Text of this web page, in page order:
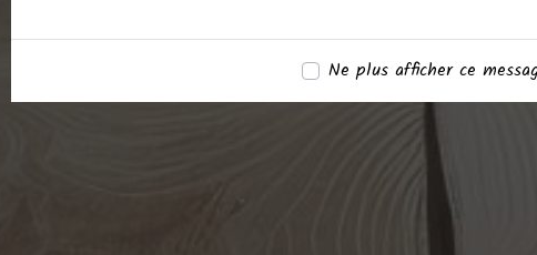
Ne plus afficher ce